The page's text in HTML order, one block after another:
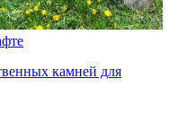
камней для